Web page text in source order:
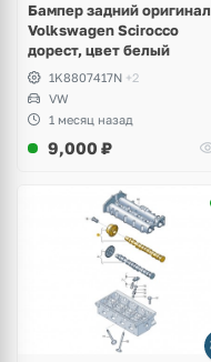
Бампер задний оригинал
Volkswagen Scirocco
дорест, цвет белый
1K8807417N +2
VW
1 месяц назад
9,000 ₽
2 фото